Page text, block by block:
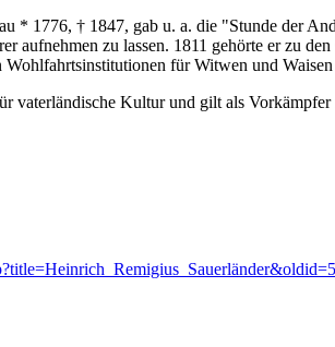
* 1776, † 1847, gab u. a. die "Stunde der
aufnehmen zu lassen. 1811 gehörte er zu
für Witwen und Waisen
vaterländische Kultur und gilt als